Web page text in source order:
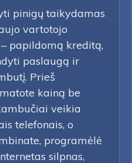
pinigų taikydamas
vartotojo
papildomą kreditą,
paslaugą ir
Prieš
kainą be
veikia
telefonais, o
programėlė
silpnas,